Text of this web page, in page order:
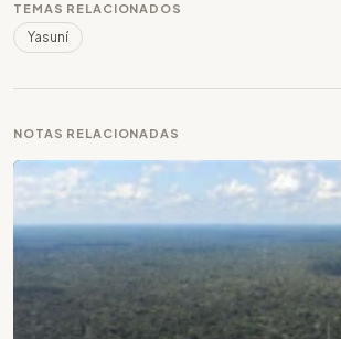
TEMAS RELACIONADOS
Yasuní
NOTAS RELACIONADAS